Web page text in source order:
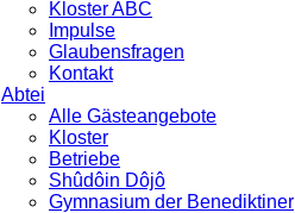
Kloster ABC
Impulse
Glaubensfragen
Kontakt
Abtei
Alle Gästeangebote
Kloster
Betriebe
Shûdôin Dôjô
Gymnasium der Benediktiner